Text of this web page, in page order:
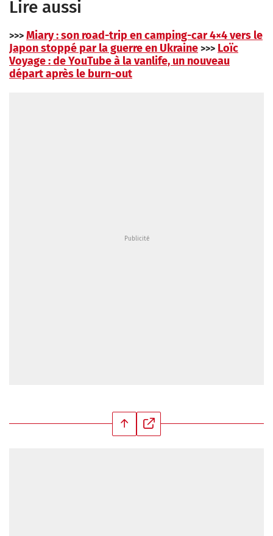
Lire aussi
>>> Miary : son road-trip en camping-car 4×4 vers le
Japon stoppé par la guerre en Ukraine >>> Loïc
Voyage : de YouTube à la vanlife, un nouveau
départ après le burn-out